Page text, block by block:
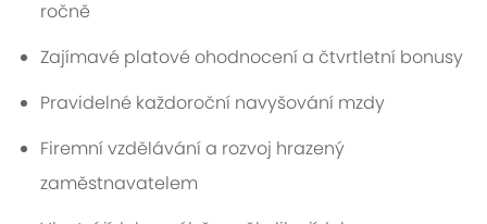
ročně
Zajímavé platové ohodnocení a čtvrtletní bonusy
Pravidelné každoroční navyšování mzdy
Firemní vzdělávání a rozvoj hrazený
zaměstnavatelem